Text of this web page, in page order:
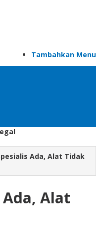
Tambahkan Menu
Ada, Alat Tidak
Alat